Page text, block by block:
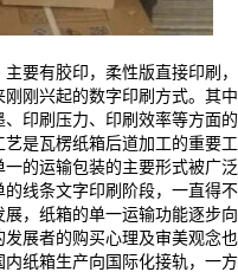
要有胶印，柔性版直接印刷，
刚兴起的数字印刷方式。其中
印刷压力、印刷效率等方面的
是瓦楞纸箱后道加工的重要工
的运输包装的主要形式被广泛
线条文字印刷阶段，一直得不
，纸箱的单一运输功能逐步向
展者的购买心理及审美观念也
纸箱生产向国际化接轨，一方